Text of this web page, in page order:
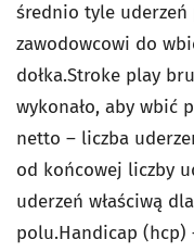
średnio tyle uderzeń
zawodowcowi do
dołka.Stroke play
wykonało, aby wbić
netto – liczba
od końcowej liczby
uderzeń właściwą
polu.Handicap